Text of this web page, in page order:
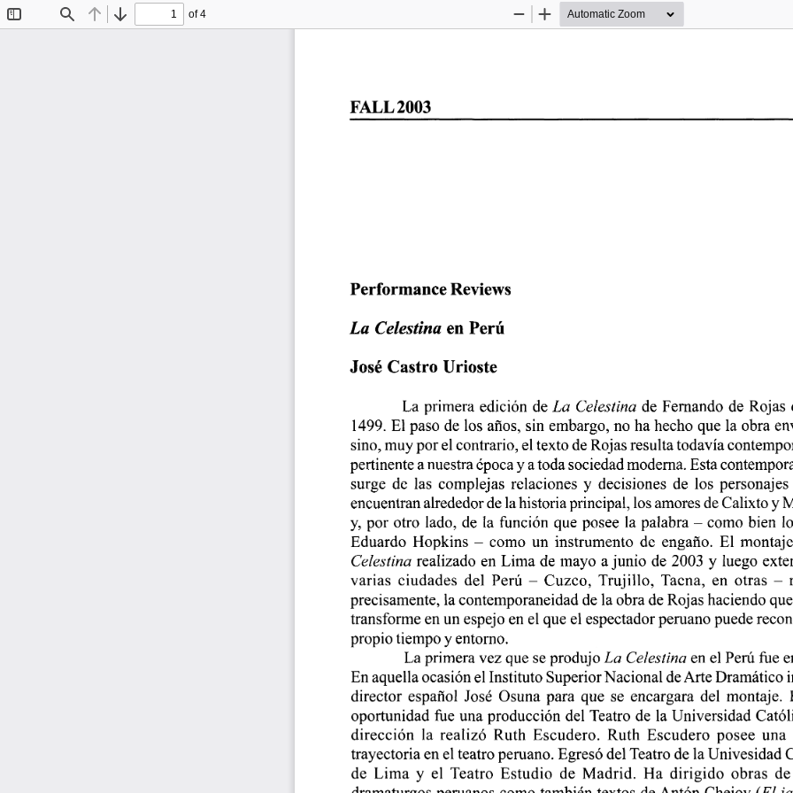
Find Previous
Next
of 4
Zoom
Zoom
FALL 2003
Performance  Reviews
La  Celestina
  en  Perú
José  Castro  Urioste
La  primera  edición  de La  Celestina
de  Fernando  de  Rojas
1499. El paso  de  los años, sin embargo, no ha hecho  que  la obra
sino, muy por el contrario, el texto de Rojas resulta todavía
pertinente a nuestra época y a toda sociedad moderna. Esta
surge  de  las  complejas  relaciones  y  decisiones  de  los  personajes
encuentran alrededor de la historia principal, los amores de Calixto y
y, por  otro  lado,  de  la  función  que  posee  la palabra  -  como  bien
Eduardo  Hopkins  -  como  un  instrumento  de  engaño.  El
Celestina realizado  en Lima  de mayo  a junio  de 2003 y  luego
varias  ciudades  del  Perú  -  Cuzco,  Trujillo,  Tacna,  en  otras  -
precisamente, la contemporaneidad  de la obra de Rojas haciendo
transforme  en un espejo  en el que el espectador peruano puede
propio tiempo y entorno.
La primera vez que se produjo La  Celestina en el Perú  fue
En aquella ocasión el Instituto Superior Nacional de Arte Dramático
director  español  José  Osuna  para  que  se  encargara  del  montaje.
oportunidad  fue  una producción  del  Teatro  de  la Universidad
dirección  la  realizó  Ruth  Escudero.  Ruth  Escudero  posee  una
trayectoria en el teatro peruano. Egresó del Teatro de la Univesidad
de  Lima  y  el  Teatro  Estudio  de  Madrid.  Ha  dirigido  obras